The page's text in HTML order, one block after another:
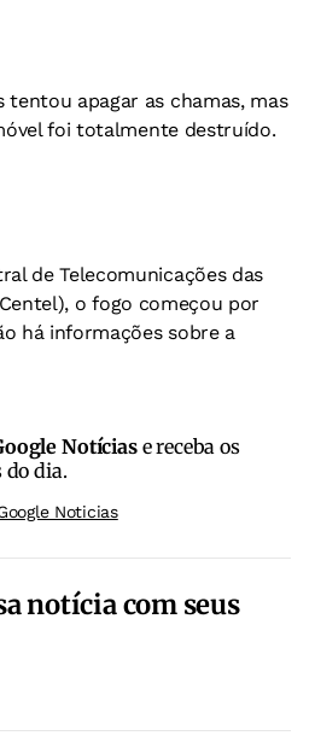
tentou apagar as chamas, mas
foi totalmente destruído.
de Telecomunicações das
o fogo começou por
há informações sobre a
Notíciase receba os
do dia.
Noticias
notícia com seus